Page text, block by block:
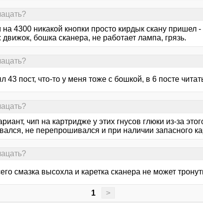
на 4300 никакой кнопки просто кирдык скану пришел
бошка сканера, не работает лампа, грязь.
43 пост, что-то у меня тоже с бошкой, в 6 посте
чип на картридже у этих гнусов глюки из-за
не перепрошивался и при наличии запасного
смазка высохла и каретка сканера не может
1 >